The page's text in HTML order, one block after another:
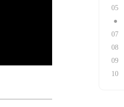
05
●
07
08
09
10